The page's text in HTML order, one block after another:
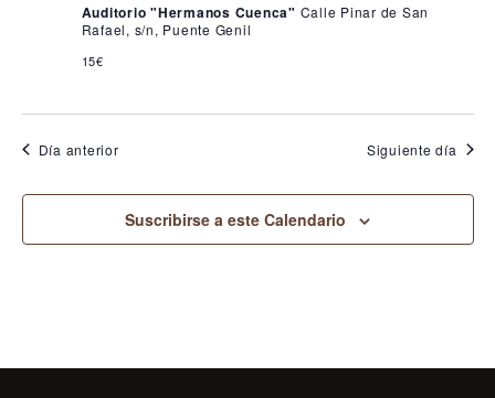
Auditorio "Hermanos Cuenca" Calle Pinar de San
Rafael, s/n, Puente Genil
15€
Día anterior Siguiente día
Suscribirse a este Calendario